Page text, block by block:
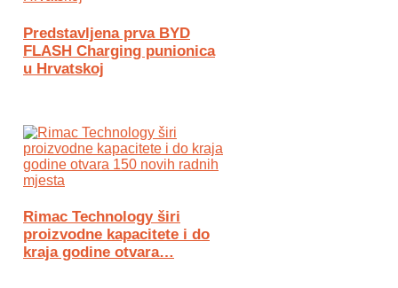
Predstavljena prva BYD
FLASH Charging punionica
u Hrvatskoj
Rimac Technology širi
proizvodne kapacitete i do
kraja godine otvara…